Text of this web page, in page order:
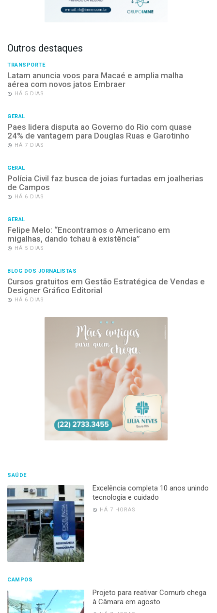
Outros destaques
TRANSPORTE
Latam anuncia voos para Macaé e amplia malha
aérea com novos jatos Embraer
HÁ 5 DIAS
GERAL
Paes lidera disputa ao Governo do Rio com quase
24% de vantagem para Douglas Ruas e Garotinho
HÁ 7 DIAS
GERAL
Polícia Civil faz busca de joias furtadas em joalherias
de Campos
HÁ 6 DIAS
GERAL
Felipe Melo: “Encontramos o Americano em
migalhas, dando tchau à existência”
HÁ 5 DIAS
BLOG DOS JORNALISTAS
Cursos gratuitos em Gestão Estratégica de Vendas e
Designer Gráfico Editorial
HÁ 6 DIAS
SAÚDE
Excelência completa 10 anos unindo
tecnologia e cuidado
HÁ 7 HORAS
CAMPOS
Projeto para reativar Comurb chega
à Câmara em agosto